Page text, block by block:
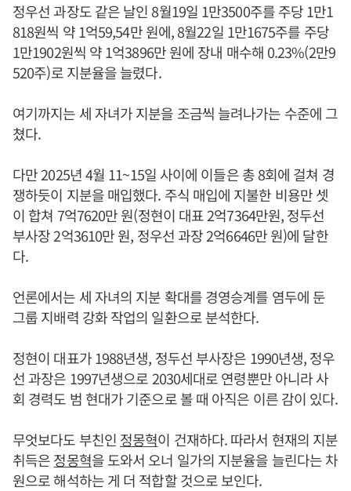
정우선 과장도 같은 날인 8월19일 1만3500주를 주당 1만1
818원씩 약 1억59,54만 원에, 8월22일 1만1675주를 주당
1만1902원씩 약 1억3896만 원에 장내 매수해 0.23%(2만9
520주)로 지분율을 늘렸다.
여기까지는 세 자녀가 지분을 조금씩 늘려나가는 수준에 그
쳤다.
다만 2025년 4월 11~15일 사이에 이들은 총 8회에 걸쳐 경
쟁하듯이 지분을 매입했다. 주식 매입에 지불한 비용만 셋
이 합쳐 7억7620만 원(정현이 대표 2억7364만원, 정두선
부사장 2억3610만 원, 정우선 과장 2억6646만 원)에 달한
다.
언론에서는 세 자녀의 지분 확대를 경영승계를 염두에 둔
그룹 지배력 강화 작업의 일환으로 분석한다.
정현이 대표가 1988년생, 정두선 부사장은 1990년생, 정우
선 과장은 1997년생으로 2030세대로 연령뿐만 아니라 사
회 경력도 범 현대가 기준으로 볼 때 아직은 이른 감이 있다.
무엇보다도 부친인 정몽혁이 건재하다. 따라서 현재의 지분
취득은정몽혁을 도와서 오너 일가의 지분율을 늘린다는 차
원으로 해석하는 게 더 적합할 것으로 보인다.